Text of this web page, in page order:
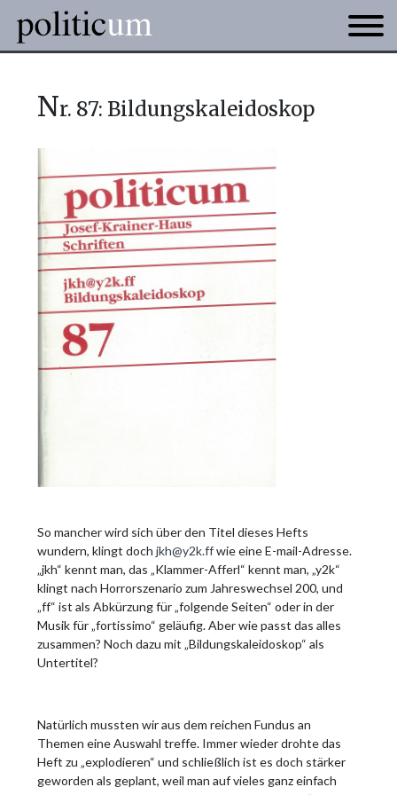
nr. 87: Bildungskaleidoskop
So mancher wird sich über den Titel dieses Hefts
wundern, klingt doch jkh@y2k.ffwie eine E-mail-Adresse.
„jkh“ kennt man, das „Klammer-Afferl“ kennt man, „y2k“
klingt nach Horrorszenario zum Jahreswechsel 200, und
„ff“ ist als Abkürzung für „folgende Seiten“ oder in der
Musik für „fortissimo“ geläufig. Aber wie passt das alles
zusammen? Noch dazu mit „Bildungskaleidoskop“ als
Untertitel?
Natürlich mussten wir aus dem reichen Fundus an
Themen eine Auswahl treffe. Immer wieder drohte das
Heft zu „explodieren“ und schließlich ist es doch stärker
geworden als geplant, weil man auf vieles ganz einfach